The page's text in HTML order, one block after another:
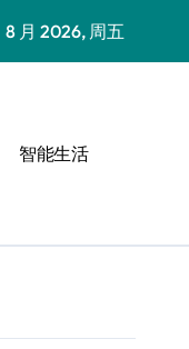
8 月 2026, 周五
智能生活